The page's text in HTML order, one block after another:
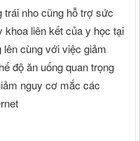
nho cũng hỗ trợ sức
liên kết của y học tại
cùng với việc giảm
độ ăn uống quan trọng
nguy cơ mắc các